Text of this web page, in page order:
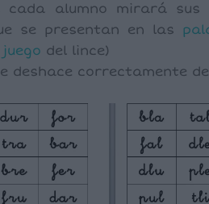
alumno mirará sus
se presentan en las
juego del lince)
deshace correctamente